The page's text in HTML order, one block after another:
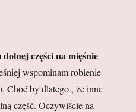
dolnej części na mięśnie
wspominam robienie
Choć by dlatego , że inne
część. Oczywiście na